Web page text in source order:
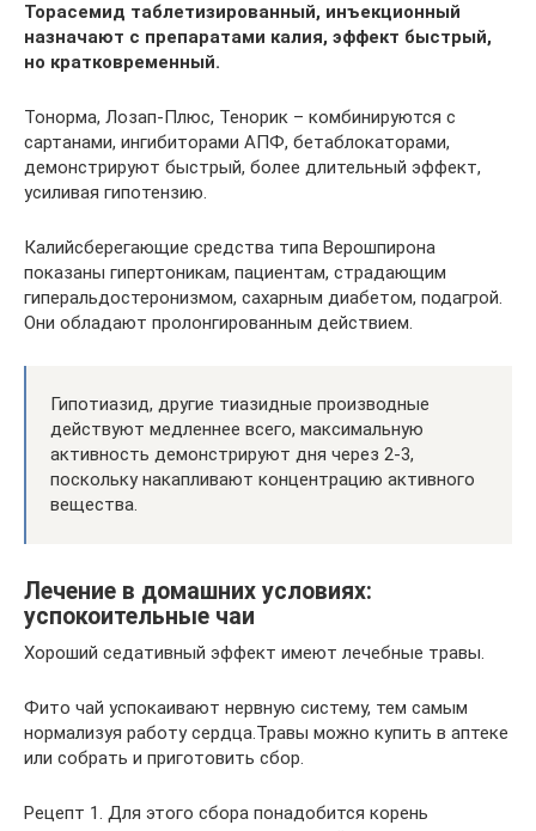
Торасемид таблетизированный, инъекционный
назначают с препаратами калия, эффект быстрый,
но кратковременный.
Тонорма, Лозап-Плюс, Тенорик – комбинируются с
сартанами, ингибиторами АПФ, бетаблокаторами,
демонстрируют быстрый, более длительный эффект,
усиливая гипотензию.
Калийсберегающие средства типа Верошпирона
показаны гипертоникам, пациентам, страдающим
гиперальдостеронизмом, сахарным диабетом, подагрой.
Они обладают пролонгированным действием.
Гипотиазид, другие тиазидные производные
действуют медленнее всего, максимальную
активность демонстрируют дня через 2-3,
поскольку накапливают концентрацию активного
вещества.
Лечение в домашних условиях:
успокоительные чаи
Хороший седативный эффект имеют лечебные травы.
Фито чай успокаивают нервную систему, тем самым
нормализуя работу сердца.Травы можно купить в аптеке
или собрать и приготовить сбор.
Рецепт 1. Для этого сбора понадобится корень